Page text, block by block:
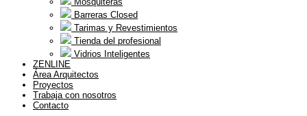
Barreras Closed
Tarimas y Revestimientos
Tienda del profesional
Vidrios Inteligentes
ZENLINE
Área Arquitectos
Proyectos
Trabaja con nosotros
Contacto